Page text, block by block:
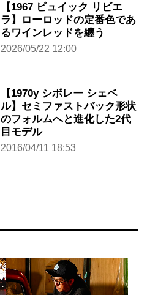
【1967 ビュイック リビエ
ラ】ローロッドの定番色であ
るワインレッドを纏う
2026/05/22 12:00
【1970y シボレー シェベ
ル】セミファストバック形状
のフォルムへと進化した2代
目モデル
2016/04/11 18:53